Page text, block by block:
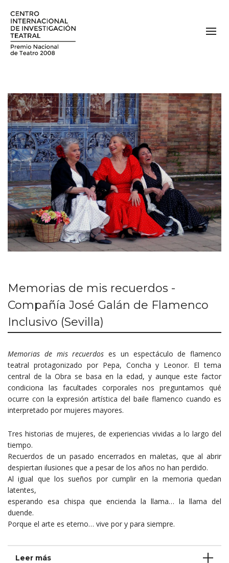
Memorias de mis recuerdos -
Compañía José Galán de Flamenco
Inclusivo (Sevilla)
Memorias de mis recuerdos es un espectáculo de flamenco
teatral protagonizado por Pepa, Concha y Leonor. El tema
central de la Obra se basa en la edad, y aunque este factor
condiciona las facultades corporales nos preguntamos qué
ocurre con la expresión artística del baile flamenco cuando es
interpretado por mujeres mayores.
Tres historias de mujeres, de experiencias vividas a lo largo del
tiempo.
Recuerdos de un pasado encerrados en maletas, que al abrir
despiertan ilusiones que a pesar de los años no han perdido.
Al igual que los sueños por cumplir en la memoria quedan
latentes,
esperando esa chispa que encienda la llama… la llama del
duende.
Porque el arte es eterno… vive por y para siempre.
Leer más